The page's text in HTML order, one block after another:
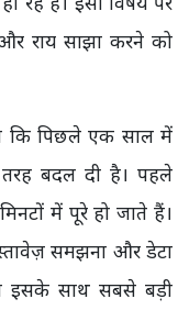
राय साझा करने को
पिछले एक साल में
तरह बदल दी है। पहले
में पूरे हो जाते हैं।
समझना और डेटा
इसके साथ सबसे बड़ी